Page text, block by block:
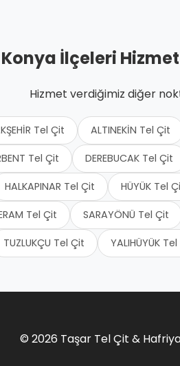
Konya İlçeleri
Hizmet verdiğimiz diğer
Tel Çit ALTINEKİN Tel Çit
Tel Çit DEREBUCAK Tel Çit
HALKAPINAR Tel Çit HÜYÜK Tel
Tel Çit SARAYÖNÜ Tel Çit
TUZLUKÇU Tel Çit YALIHÜYÜK
© 2026 Taşar Tel Çit &